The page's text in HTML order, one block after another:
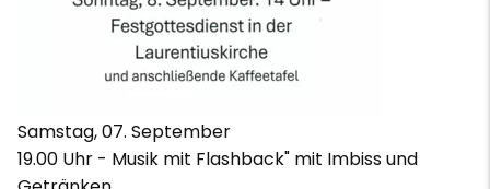
Samstag, 07. September
19.00 Uhr - Musik mit Flashback" mit Imbiss und